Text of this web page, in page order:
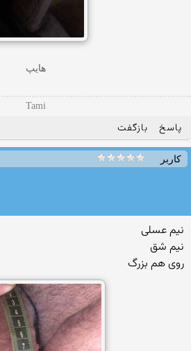
هایپ
Tami
پاسخ بازگفت
کاربر
نیم عسلی
نیم شق
روی هم بزرگ